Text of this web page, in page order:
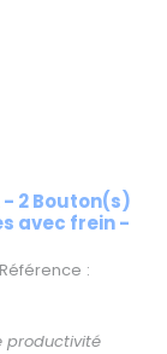
- 2 Bouton(s)
avec frein -
:
productivité